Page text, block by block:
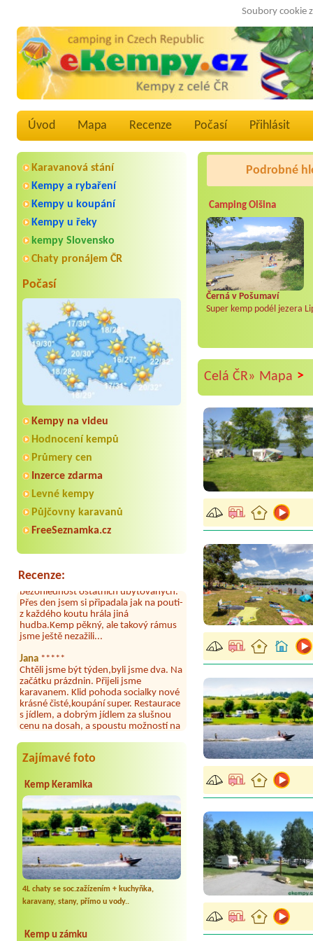
Soubory cookie
Úvod Mapa Recenze Počasí Přihlásit
Karavanová stání
Kempy a rybaření
Kempy u koupání
Kempy u řeky
kempy Slovensko
Chaty pronájem ČR
Počasí
Kempy na videu
Hodnocení kempů
Průmery cen
Inzerce zdarma
Levné kempy
Půjčovny karavanů
FreeSeznamka.cz
Recenze:
Aneta Melicharová
Byli jsme zde v týdnu od 25.7. do 1.8.
umývárně i na WC bylo vždy čisto,
doplněný papír i utěrky, což při
množství návštěvníků není
samozřejmost. V kempu je obchod a
Co nás ale velice zklamalo byl celodenní
bezohlednost ostatních ubytovaných.
z každého koutu hrála jiná
hudba.Kemp pěkný, ale takový rámus
jsme ještě nezažili...
Jana*****
Chtěli jsme být týden,byli jsme dva. Na
začátku prázdnin. Přijeli jsme
karavanem. Klid pohoda socialky nové
krásné čisté,koupání super. Restaurace
s jídlem, a dobrým jídlem za slušnou
cenu na dosah, a spoustu možností na
výlety. Veškerý personál se choval
slušně mile. Nám se v kempu líbilo.
Aneta Janíčková
Byli jsme zde s dětmi na 5 nocí,
Výborná káva, mošt i víno a další.Milí
hostitelé, vždy usměvaví a ochotní,
umístění kempu blízko všem zážitkům
ať turistickým,tak vodním. V
docházkové blízkosti kempu vodní
nádrž, restaurace a bazénem,
autobusová zastávka, obchod a další.
Děkujeme, bylo to úžasné.
Kateřina+ Květoslav+ Jana+ Zdeněk
*****
kemp. Čisté, nově vybavené chatky,
Zajímavé foto
Kemp Keramika
4L chaty se soc.zažízením + kuchyňka,
karavany, stany, přímo u vody..
Kemp u zámku
Podrobné
Camping Olšina
Černá v Pošumaví
Super kemp podél jezera
Celá ČR» Mapa >